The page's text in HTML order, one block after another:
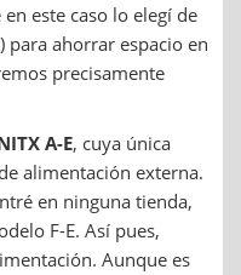
este caso lo elegí de
ahorrar espacio en
precisamente
A-E, cuya única
alimentación externa.
en ninguna tienda,
F-E. Así pues,
Aunque es